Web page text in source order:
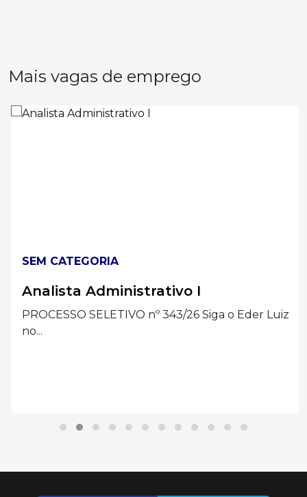
Mais vagas de emprego
SEM CATEGORIA
Analista Administrativo I
PROCESSO SELETIVO nº 343/26 Siga o Eder Luiz
no...